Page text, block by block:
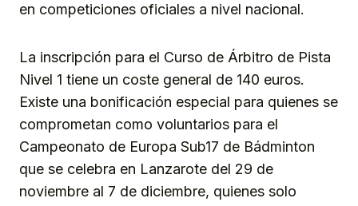
en competiciones oficiales a nivel nacional.
La inscripción para el Curso de Árbitro de Pista
Nivel 1 tiene un coste general de 140 euros.
Existe una bonificación especial para quienes se
comprometan como voluntarios para el
Campeonato de Europa Sub17 de Bádminton
que se celebra en Lanzarote del 29 de
noviembre al 7 de diciembre, quienes solo